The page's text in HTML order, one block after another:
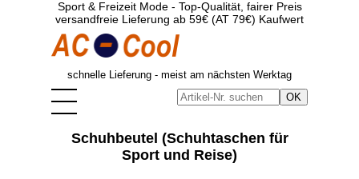
Sport & Freizeit Mode - Top-Qualität, fairer Preis
versandfreie Lieferung ab 59€ (AT 79€) Kaufwert
schnelle Lieferung - meist am nächsten Werktag
Schuhbeutel (Schuhtaschen für
Sport und Reise)